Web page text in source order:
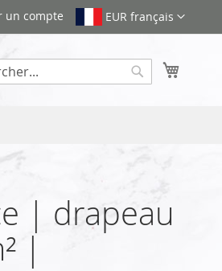
EUR français
un compte
| drapeau
|